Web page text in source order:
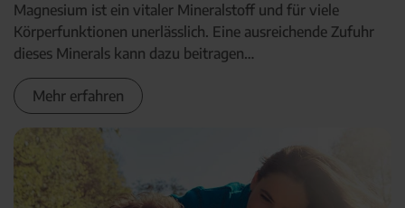
Magnesium ist ein vitaler Mineralstoff und für viele
Körperfunktionen unerlässlich. Eine ausreichende Zufuhr
dieses Minerals kann dazu beitragen…
Mehr erfahren